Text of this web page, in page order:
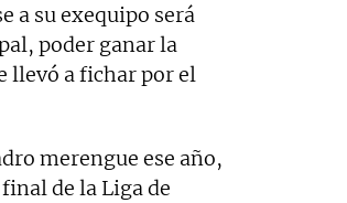
a su exequipo será
poder ganar la
llevó a fichar por el
merengue ese año,
de la Liga de